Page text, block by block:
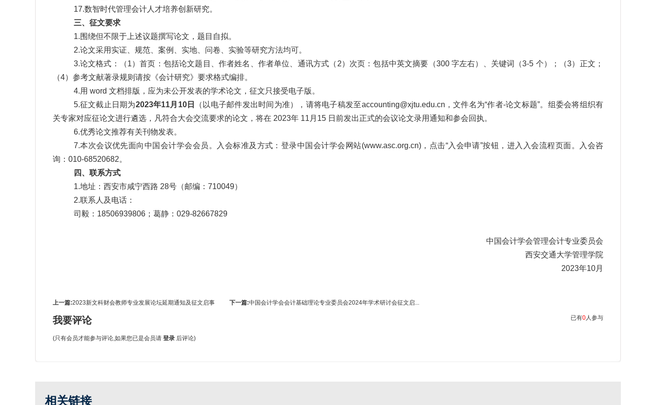
17.数智时代管理会计人才培养创新研究。
三、征文要求
1.围绕但不限于上述议题撰写论文，题目自拟。
2.论文采用实证、规范、案例、实地、问卷、实验等研究方法均可。
3.论文格式：（1）首页：包括论文题目、作者姓名、作者单位、通讯方式（ 2）次页：包括中英文摘要（300 字左右）、关键词（3-5 个）；（3）正文；
（4）参考文献著录规则请按《会计研究》要求格式编排。
4.用 word 文档排版，应为未公开发表的学术论文，征文只接受电子版。
5.征文截止日期为2023年11月 10日 （以电子邮件发出时间为准），请将电子稿发至accounting@xjtu.edu.cn ，文件名为“作者-论文标题”。组委会将组织有
关专家对应征论文进行遴选，凡符合大会交流要求的论文，将在 2023年 11 月 15 日前发出正式的会议论文录用通知和参会回执。
6.优秀论文推荐有关刊物发表。
7.本次会议优先面向中国会计学会会员。入会标准及方式：登录中国会计学会网站(www.asc.org.cn)，点击“入会申请”按钮，进入入会流程页面。入会咨
询： 010-68520682。
四、联系方式
1.地址：西安市咸宁西路 28号（邮编： 710049）
2.联系人及电话：
司毅： 18506939806；葛静： 029-82667829
中国会计学会管理会计专业委员会
西安交通大学管理学院
2023年10月
上一篇:2023新文科财会教师专业发展论坛延期通知及征文启事 下一篇:中国会计学会会计基础理论专业委员会2024年学术研讨会征文启...
我要评论 已有0人参与
(只有会员才能参与评论,如果您已是会员请 登录 后评论)
相关链接